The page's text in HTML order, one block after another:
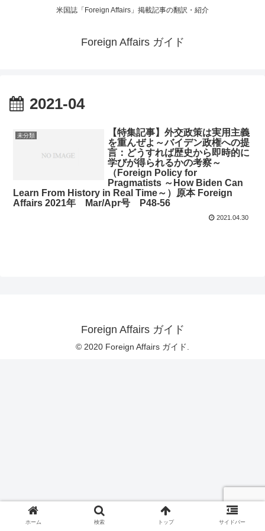
米国誌「Foreign Affairs」掲載記事の翻訳・紹介
Foreign Affairs ガイド
2021-04
未分類
【特集記事】外交政策は実用主義
を重んぜよ～バイデン政権への提
言：どうすれば歴史から即時的に
学びが得られるかの考察～
（Foreign Policy for
Pragmatists ～How Biden Can
Learn From History in Real Time～）原本 Foreign
Affairs 2021年 Mar/Apr号 P48-56
2021.04.30
Foreign Affairs ガイド
© 2020 Foreign Affairs ガイド.
ホーム 検索 トップ サイドバー